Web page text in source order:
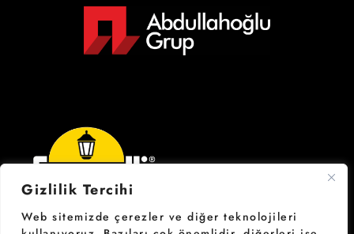
Gizlilik Tercihi
Web sitemizde çerezler ve diğer teknolojileri